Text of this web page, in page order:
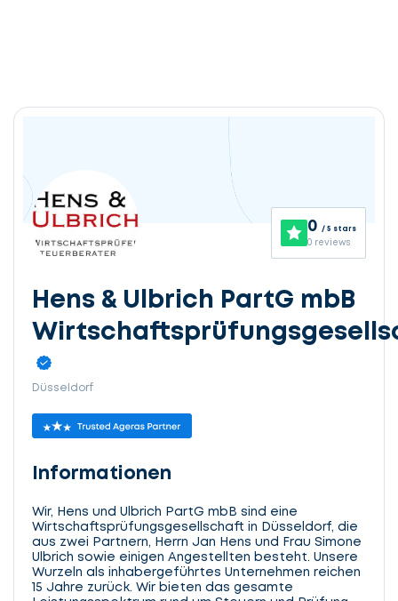
0 / 5 stars
0 reviews
Hens & Ulbrich PartG mbB
Düsseldorf
Informationen
Wir, Hens und Ulbrich PartG mbB sind eine
Wirtschaftsprüfungsgesellschaft in Düsseldorf, die
aus zwei Partnern, Herrn Jan Hens und Frau Simone
Ulbrich sowie einigen Angestellten besteht. Unsere
Wurzeln als inhabergeführtes Unternehmen reichen
15 Jahre zurück. Wir bieten das gesamte